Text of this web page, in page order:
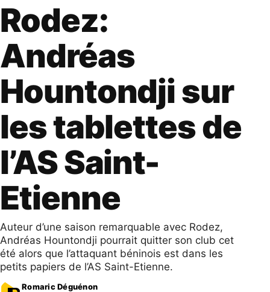
Rodez:
Andréas
Hountondji sur
les tablettes de
l’AS Saint-
Etienne
Auteur d’une saison remarquable avec Rodez,
Andréas Hountondji pourrait quitter son club cet
été alors que l’attaquant béninois est dans les
petits papiers de l’AS Saint-Etienne.
Romaric Déguénon